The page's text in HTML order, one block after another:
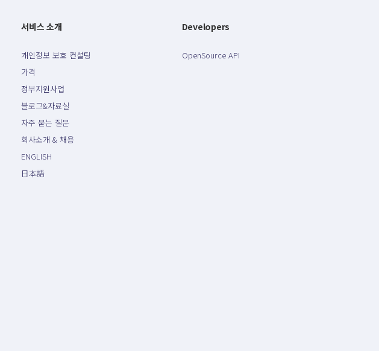
서비스 소개
개인정보 보호 컨설팅
가격
정부지원사업
블로그&자료실
자주 묻는 질문
회사소개 & 채용
ENGLISH
日本語
Developers
OpenSource API